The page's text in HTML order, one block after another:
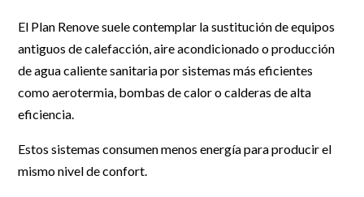
El Plan Renove suele contemplar la sustitución de equipos
antiguos de calefacción, aire acondicionado o producción
de agua caliente sanitaria por sistemas más eficientes
como aerotermia, bombas de calor o calderas de alta
eficiencia.
Estos sistemas consumen menos energía para producir el
mismo nivel de confort.